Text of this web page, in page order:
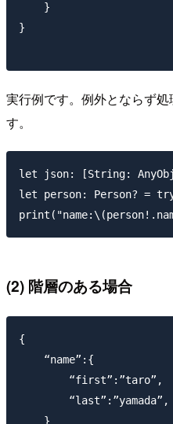
    }
}
実行例です。例外とならず
す。
let json: [String:
let person: Person? =
(2) 階層のある場合
{
    “name”:{
        “first”:”taro”,
        “last”:”yamada”,
    }